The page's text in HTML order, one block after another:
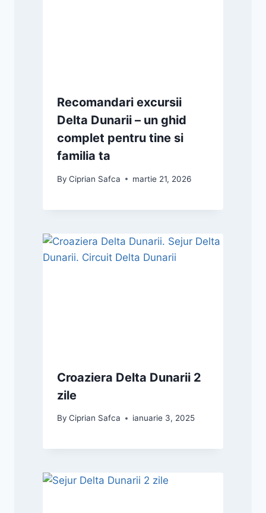
Recomandari excursii
Delta Dunarii – un ghid
complet pentru tine si
familia ta
By Ciprian Safca martie 21, 2026
Croaziera Delta Dunarii 2
zile
By Ciprian Safca ianuarie 3, 2025